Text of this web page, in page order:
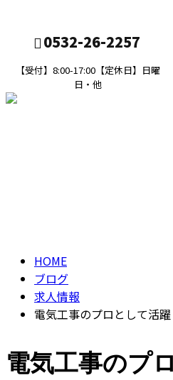
0532-26-2257
【受付】8:00-17:00【定休日】日曜
日・他
HOME
ブログ
求人情報
電気工事のプロとして活
電気工事のプ